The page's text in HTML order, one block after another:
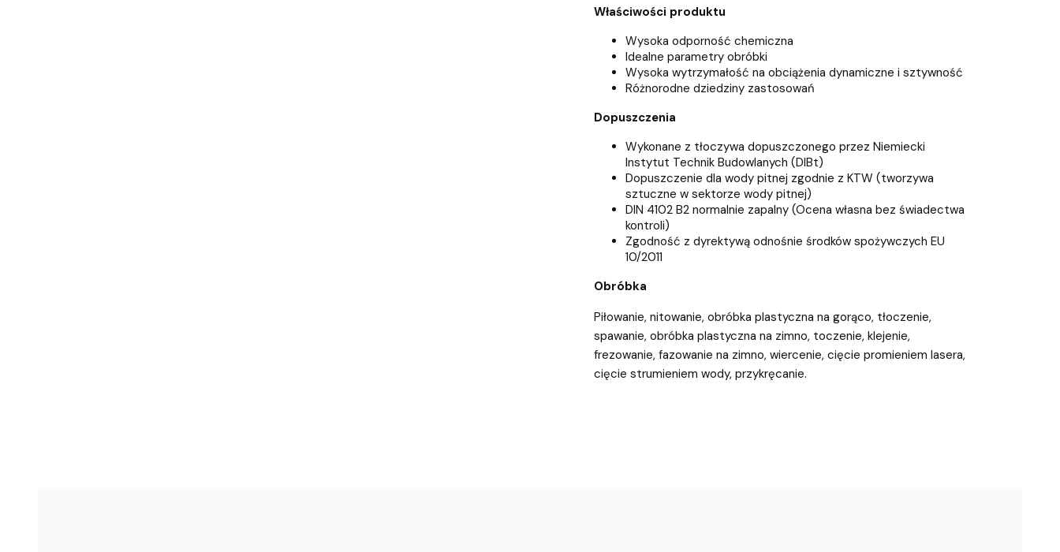
Właściwości produktu
Wysoka odporność chemiczna
Idealne parametry obróbki
Wysoka wytrzymałość na obciążenia dynamiczne i sztywność
Różnorodne dziedziny zastosowań
Dopuszczenia
Wykonane z tłoczywa dopuszczonego przez Niemiecki
Instytut Technik Budowlanych (DIBt)
Dopuszczenie dla wody pitnej zgodnie z KTW (tworzywa
sztuczne w sektorze wody pitnej)
DIN 4102 B2 normalnie zapalny (Ocena własna bez świadectwa
kontroli)
Zgodność z dyrektywą odnośnie środków spożywczych EU
10/2011
Obróbka
Piłowanie, nitowanie, obróbka plastyczna na gorąco, tłoczenie,
spawanie, obróbka plastyczna na zimno, toczenie, klejenie,
frezowanie, fazowanie na zimno, wiercenie, cięcie promieniem lasera,
cięcie strumieniem wody, przykręcanie.